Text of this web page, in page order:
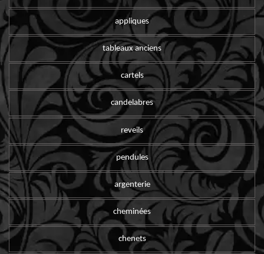
appliques
tableaux anciens
cartels
candelabres
reveils
pendules
argenterie
cheminées
chenets